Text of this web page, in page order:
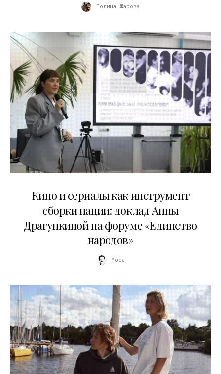
Полина Жарова
Кино и сериалы как инструмент
сборки нации: доклад Анны
Драгункиной на форуме «Единство
народов»
Moda